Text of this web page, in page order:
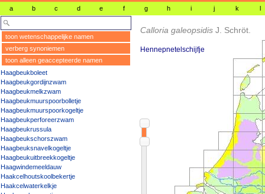
a b c d e f g h i j k l
toon wetenschappelijke namen
verberg synoniemen
toon alleen geaccepteerde namen
Haagbeukboleet
Haagbeukgordijnzwam
Haagbeukmelkzwam
Haagbeukmuurspoorbolletje
Haagbeukmuurspoorkogeltje
Haagbeukperforeerzwam
Haagbeukrussula
Haagbeukschorszwam
Haagbeuksnavelkogeltje
Haagbeukuitbreekkogeltje
Haagwindemeeldauw
Haakcelhoutskoolbekertje
Haakcelwaterkelkje
Calloria galeopsidis J. Schröt.
Hennepnetelschijfje